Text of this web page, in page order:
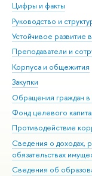
Цифры и факты
Руководство и
Устойчивое
Преподаватели и
Корпуса и общежития
Закупки
Обращения граждан
Фонд целевого
Противодействие
Сведения о доходах,
обязательствах
Сведения об